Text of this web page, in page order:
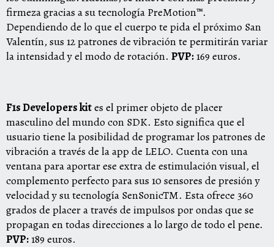
firmeza gracias a su tecnología PreMotion™.
Dependiendo de lo que el cuerpo te pida el próximo San
Valentín, sus 12 patrones de vibración te permitirán variar
la intensidad y el modo de rotación. PVP:169 euros.
F1s Developers kites el primer objeto de placer
masculino del mundo con SDK. Esto significa que el
usuario tiene la posibilidad de programar los patrones de
vibración a través de la app de LELO. Cuenta con una
ventana para aportar ese extra de estimulación visual, el
complemento perfecto para sus 10 sensores de presión y
velocidad y su tecnología SenSonicTM. Esta ofrece 360
grados de placer a través de impulsos por ondas que se
propagan en todas direcciones a lo largo de todo el pene.
PVP:189 euros.